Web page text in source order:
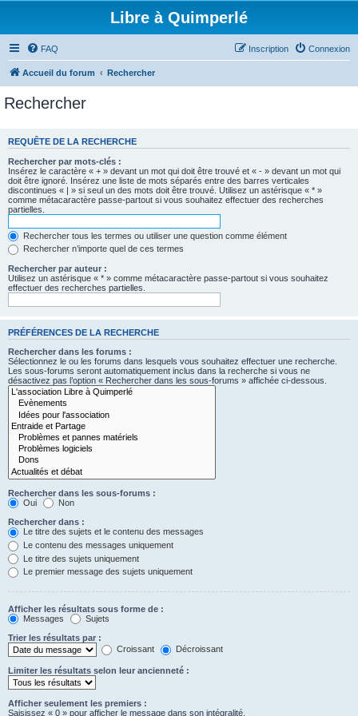
Libre à Quimperlé
FAQ Connexion
Inscription
Accueil du forum Rechercher
Rechercher
REQUÊTE DE LA RECHERCHE
Rechercher par mots-clés :
Insérez le caractère « + » devant un mot qui doit être trouvé et « - » devant un mot qui
doit être ignoré. Insérez une liste de mots séparés entre des barres verticales
discontinues « | » si seul un des mots doit être trouvé. Utilisez un astérisque « * »
comme métacaractère passe-partout si vous souhaitez effectuer des recherches
partielles.
Rechercher tous les termes ou utiliser une question comme élément
Rechercher n’importe quel de ces termes
Rechercher par auteur :
Utilisez un astérisque « * » comme métacaractère passe-partout si vous souhaitez
effectuer des recherches partielles.
PRÉFÉRENCES DE LA RECHERCHE
Rechercher dans les forums :
Sélectionnez le ou les forums dans lesquels vous souhaitez effectuer une recherche.
Les sous-forums seront automatiquement inclus dans la recherche si vous ne
désactivez pas l’option « Rechercher dans les sous-forums » affichée ci-dessous.
Rechercher dans les sous-forums :
Oui
Non
Rechercher dans :
Le titre des sujets et le contenu des messages
Le contenu des messages uniquement
Le titre des sujets uniquement
Le premier message des sujets uniquement
Afficher les résultats sous forme de :
Messages
Sujets
Trier les résultats par :
Croissant
Décroissant
Limiter les résultats selon leur ancienneté :
Afficher seulement les premiers :
Saisissez « 0 » pour afficher le message dans son intégralité.